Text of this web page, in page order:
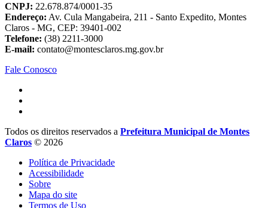
CNPJ: 22.678.874/0001-35
Endereço: Av. Cula Mangabeira, 211 - Santo Expedito, Montes
Claros - MG, CEP: 39401-002
Telefone: (38) 2211-3000
E-mail: contato@montesclaros.mg.gov.br
Fale Conosco
Todos os direitos reservados a Prefeitura Municipal de Montes
Claros © 2026
Política de Privacidade
Acessibilidade
Sobre
Mapa do site
Termos de Uso